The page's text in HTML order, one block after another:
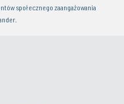
społecznego zaangażowania